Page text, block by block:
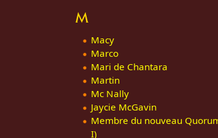
M
Macy
Marco
Mari de Chantara
Martin
Mc Nally
Jaycie McGavin
Membre du nouveau
I)